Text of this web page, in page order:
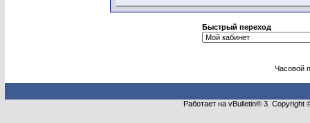
Быстрый переход
Часовой
Работает на vBulletin® 3.